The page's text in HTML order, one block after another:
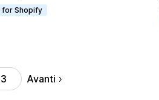
for Shopify
Avanti